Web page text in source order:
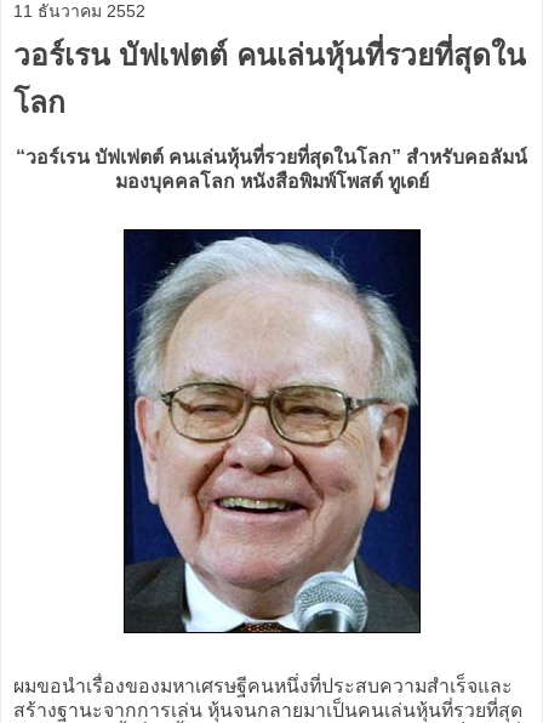
11 ธันวาคม 2552
วอร์เรน บัฟเฟตต์ คนเล่นหุ้นที่รวยที่สุดใน
โลก
“วอร์เรน บัฟเฟตต์ คนเล่นหุ้นที่รวยที่สุดในโลก” สำหรับคอลัมน์
มองบุคคลโลก หนังสือพิมพ์โพสต์ ทูเดย์
ผมขอนำเรื่องของมหาเศรษฐีคนหนึ่งที่ประสบความสำเร็จและ
สร้างฐานะจากการเล่น หุ้นจนกลายมาเป็นคนเล่นหุ้นที่รวยที่สุด